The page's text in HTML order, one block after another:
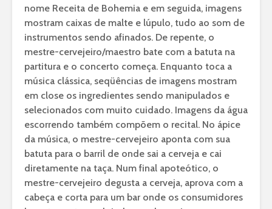
nome Receita de Bohemia e em seguida, imagens
mostram caixas de malte e lúpulo, tudo ao som de
instrumentos sendo afinados. De repente, o
mestre-cervejeiro/maestro bate com a batuta na
partitura e o concerto começa. Enquanto toca a
música clássica, seqüências de imagens mostram
em close os ingredientes sendo manipulados e
selecionados com muito cuidado. Imagens da água
escorrendo também compõem o recital. No ápice
da música, o mestre-cervejeiro aponta com sua
batuta para o barril de onde sai a cerveja e cai
diretamente na taça. Num final apoteótico, o
mestre-cervejeiro degusta a cerveja, aprova com a
cabeça e corta para um bar onde os consumidores